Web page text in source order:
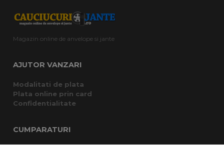
Magazin online de anvelope si jante
AJUTOR VANZARI
Modalitati de plata
Plata online prin card
Confidentialitate
CUMPARATURI